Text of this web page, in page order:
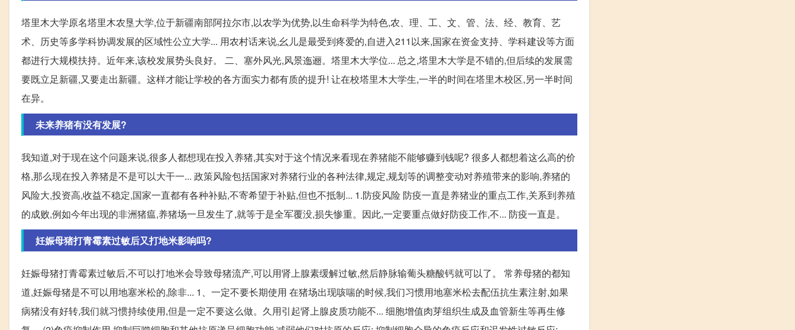
塔里木大学原名塔里木农垦大学,位于新疆南部阿拉尔市,以农学为优势,以生命科学为特色,农、理、工、文、管、法、经、教育、艺
术、历史等多学科协调发展的区域性公立大学... 用农村话来说,幺儿是最受到疼爱的,自进入211以来,国家在资金支持、学科建设等方面
都进行大规模扶持。近年来,该校发展势头良好。 二、塞外风光,风景迤逦。塔里木大学位... 总之,塔里木大学是不错的,但后续的发展需
要既立足新疆,又要走出新疆。这样才能让学校的各方面实力都有质的提升! 让在校塔里木大学生,一半的时间在塔里木校区,另一半时间
在异。
未来养猪有没有发展?
我知道,对于现在这个问题来说,很多人都想现在投入养猪,其实对于这个情况来看现在养猪能不能够赚到钱呢? 很多人都想着这么高的价
格,那么现在投入养猪是不是可以大干一... 政策风险包括国家对养猪行业的各种法律,规定,规划等的调整变动对养殖带来的影响,养猪的
风险大,投资高,收益不稳定,国家一直都有各种补贴,不寄希望于补贴,但也不抵制... 1.防疫风险 防疫一直是养猪业的重点工作,关系到养殖
的成败,例如今年出现的非洲猪瘟,养猪场一旦发生了,就等于是全军覆没,损失惨重。因此,一定要重点做好防疫工作,不... 防疫一直是。
妊娠母猪打青霉素过敏后又打地米影响吗?
妊娠母猪打青霉素过敏后,不可以打地米会导致母猪流产,可以用肾上腺素缓解过敏,然后静脉输葡头糖酸钙就可以了。 常养母猪的都知
道,妊娠母猪是不可以用地塞米松的,除非... 1、一定不要长期使用 在猪场出现咳喘的时候,我们习惯用地塞米松去配伍抗生素注射,如果
病猪没有好转,我们就习惯持续使用,但是一定不要这么做。久用引起肾上腺皮质功能不... 细胞增值肉芽组织生成及血管新生等再生修